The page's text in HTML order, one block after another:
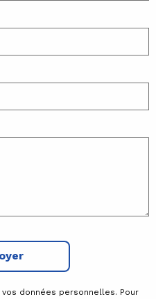
données personnelles. Pour